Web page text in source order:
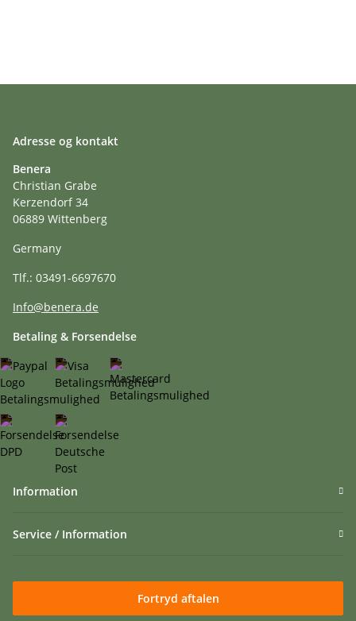
Adresse og kontakt
Benera
Christian Grabe
Kerzendorf 34
06889 Wittenberg
Germany
Tlf.: 03491-6697670
Info@benera.de
Betaling & Forsendelse
Information
Service / Information
Fortryd aftalen